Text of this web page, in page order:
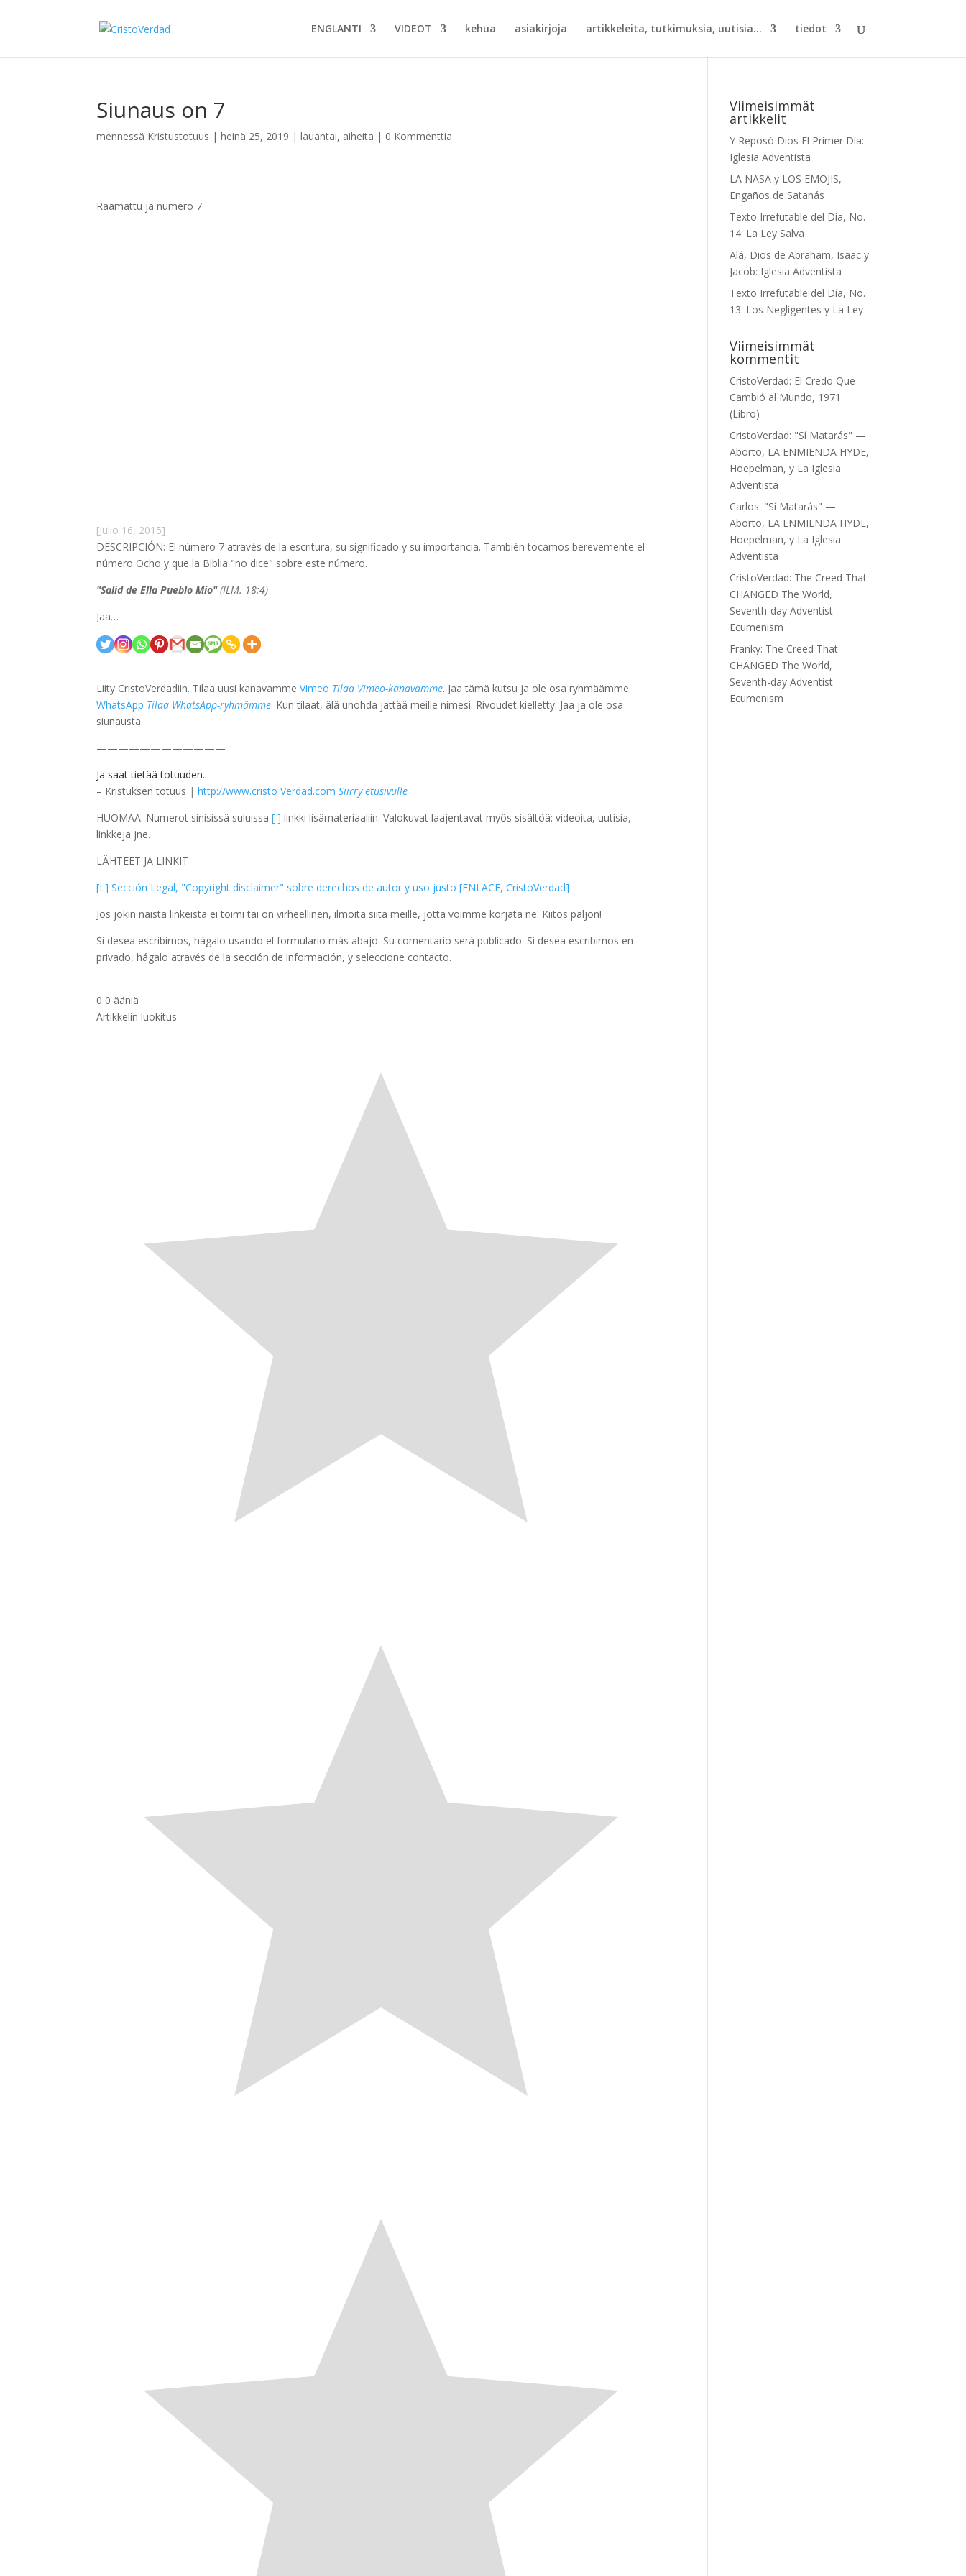
ENGLANTI VIDEOT kehua asiakirjoja artikkeleita, tutkimuksia, uutisia... tiedot
Siunaus on 7
mennessä Kristustotuus |heinä 25, 2019 |lauantai, aiheita | 0 Kommenttia
Raamattu ja numero 7
[Julio 16, 2015]
DESCRIPCIÓN: El número 7 através de la escritura, su significado y su importancia. También tocamos berevemente el
número Ocho y que la Biblia "no dice" sobre este número.
"Salid de Ella Pueblo Mío"(ILM. 18:4)
Jaa…
————————————
Liity CristoVerdadiin. Tilaa uusi kanavammeVimeo Tilaa Vimeo-kanavamme. Jaa tämä kutsu ja ole osa ryhmäämme
WhatsApp Tilaa WhatsApp-ryhmämme. Kun tilaat, älä unohda jättää meille nimesi. Rivoudet kielletty. Jaa ja ole osa
siunausta.
————————————
Ja saat tietää totuuden...
– Kristuksen totuus | http://www.cristo Verdad.comSiirry etusivulle
HUOMAA: Numerot sinisissä suluissa[ ] linkki lisämateriaaliin. Valokuvat laajentavat myös sisältöä: videoita, uutisia,
linkkejä jne.
LÄHTEET JA LINKIT
[L] Sección Legal, "Copyright disclaimer" sobre derechos de autor y uso justo [ENLACE, CristoVerdad]
Jos jokin näistä linkeistä ei toimi tai on virheellinen, ilmoita siitä meille, jotta voimme korjata ne. Kiitos paljon!
Si desea escribirnos, hágalo usando el formulario más abajo. Su comentario será publicado. Si desea escribirnos en
privado, hágalo através de la sección de información, y seleccione contacto.
0 0 ääniä
Artikkelin luokitus
Viimeisimmät
artikkelit
Y Reposó Dios El Primer Día:
Iglesia Adventista
LA NASA y LOS EMOJIS,
Engaños de Satanás
Texto Irrefutable del Día, No.
14: La Ley Salva
Alá, Dios de Abraham, Isaac y
Jacob: Iglesia Adventista
Texto Irrefutable del Día, No.
13: Los Negligentes y La Ley
Viimeisimmät
kommentit
CristoVerdad: El Credo Que
Cambió al Mundo, 1971
(Libro)
CristoVerdad: "Sí Matarás" —
Aborto, LA ENMIENDA HYDE,
Hoepelman, y La Iglesia
Adventista
Carlos: "Sí Matarás" —
Aborto, LA ENMIENDA HYDE,
Hoepelman, y La Iglesia
Adventista
CristoVerdad: The Creed That
CHANGED The World,
Seventh-day Adventist
Ecumenism
Franky: The Creed That
CHANGED The World,
Seventh-day Adventist
Ecumenism